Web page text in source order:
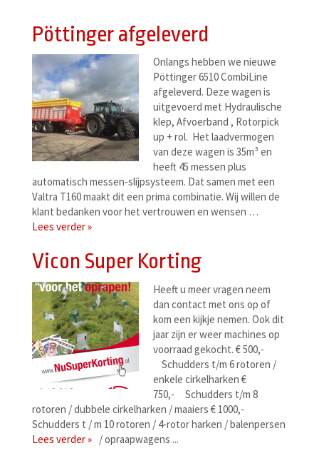
Pöttinger afgeleverd
Onlangs hebben we nieuwe
Pöttinger 6510 CombiLine
afgeleverd. Deze wagen is
uitgevoerd met Hydraulische
klep, Afvoerband , Rotorpick
up + rol. Het laadvermogen
van deze wagen is 35m³ en
heeft 45 messen plus
automatisch messen-slijpsysteem. Dat samen met een
Valtra T160 maakt dit een prima combinatie. Wij willen de
klant bedanken voor het vertrouwen en wensen …
Lees verder »
Vicon Super Korting
Heeft u meer vragen neem
dan contact met ons op of
kom een kijkje nemen. Ook dit
jaar zijn er weer machines op
voorraad gekocht. € 500,-
Schudders t/m 6 rotoren /
enkele cirkelharken €
750,- Schudders t/m 8
rotoren / dubbele cirkelharken / maaiers € 1000,-
Schudders t / m 10 rotoren / 4-rotor harken / balenpersen
/ opraapwagens ...
Lees verder »